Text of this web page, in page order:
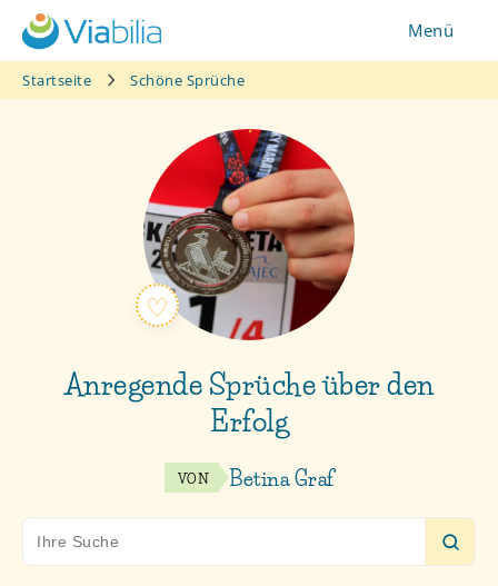
Zum
Inhalt
springen
Menü
Startseite Schöne Sprüche
Anregende Sprüche über den
Erfolg
VON Betina Graf
for: